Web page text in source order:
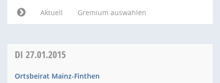
Aktuell
Gremium auswählen
DI 27.01.2015
Ortsbeirat Mainz-Finthen